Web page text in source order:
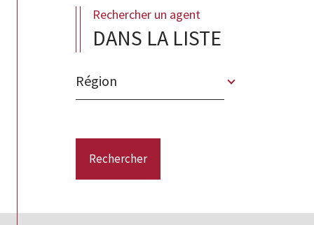
Rechercher un agent
DANS LA LISTE
Merci
de
région
Région
Rechercher